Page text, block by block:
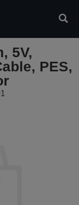
5V,
PES,